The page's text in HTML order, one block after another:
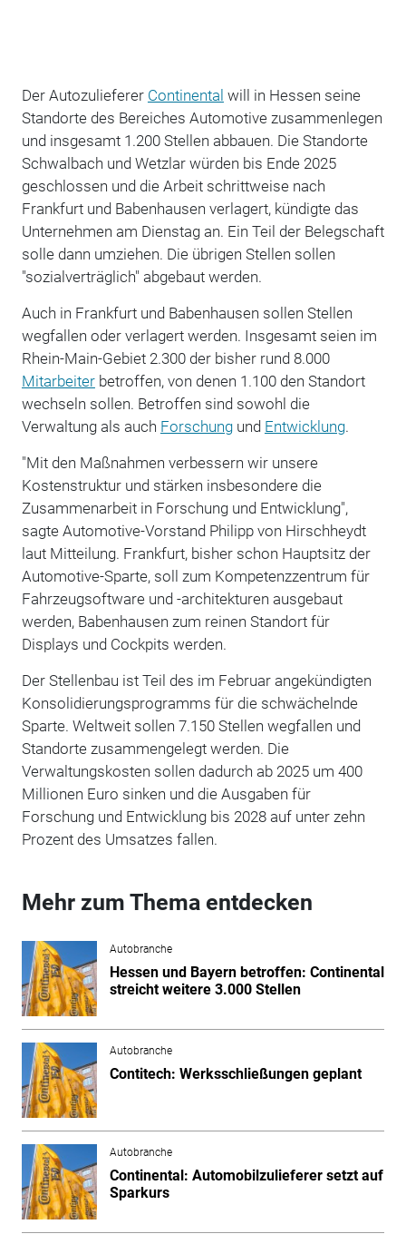
Der Autozulieferer Continental will in Hessen seine
Standorte des Bereiches Automotive zusammenlegen
und insgesamt 1.200 Stellen abbauen. Die Standorte
Schwalbach und Wetzlar würden bis Ende 2025
geschlossen und die Arbeit schrittweise nach
Frankfurt und Babenhausen verlagert, kündigte das
Unternehmen am Dienstag an. Ein Teil der Belegschaft
solle dann umziehen. Die übrigen Stellen sollen
"sozialverträglich" abgebaut werden.
Auch in Frankfurt und Babenhausen sollen Stellen
wegfallen oder verlagert werden. Insgesamt seien im
Rhein-Main-Gebiet 2.300 der bisher rund 8.000
Mitarbeiterbetroffen, von denen 1.100 den Standort
wechseln sollen. Betroffen sind sowohl die
Verwaltung als auch Forschungund Entwicklung.
"Mit den Maßnahmen verbessern wir unsere
Kostenstruktur und stärken insbesondere die
Zusammenarbeit in Forschung und Entwicklung",
sagte Automotive-Vorstand Philipp von Hirschheydt
laut Mitteilung. Frankfurt, bisher schon Hauptsitz der
Automotive-Sparte, soll zum Kompetenzzentrum für
Fahrzeugsoftware und -architekturen ausgebaut
werden, Babenhausen zum reinen Standort für
Displays und Cockpits werden.
Der Stellenbau ist Teil des im Februar angekündigten
Konsolidierungsprogramms für die schwächelnde
Sparte. Weltweit sollen 7.150 Stellen wegfallen und
Standorte zusammengelegt werden. Die
Verwaltungskosten sollen dadurch ab 2025 um 400
Millionen Euro sinken und die Ausgaben für
Forschung und Entwicklung bis 2028 auf unter zehn
Prozent des Umsatzes fallen.
Mehr zum Thema entdecken
Autobranche
Hessen und Bayern betroffen: Continental
streicht weitere 3.000 Stellen
Autobranche
Contitech: Werksschließungen geplant
Autobranche
Continental: Automobilzulieferer setzt auf
Sparkurs